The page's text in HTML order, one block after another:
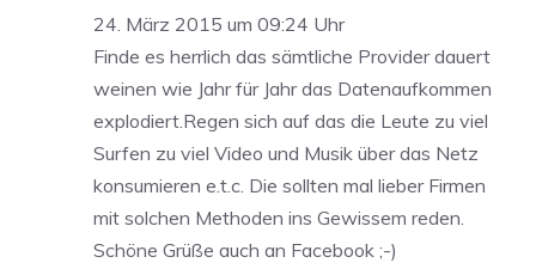
24. März 2015 um 09:24 Uhr
Finde es herrlich das sämtliche Provider dauert
weinen wie Jahr für Jahr das Datenaufkommen
explodiert.Regen sich auf das die Leute zu viel
Surfen zu viel Video und Musik über das Netz
konsumieren e.t.c. Die sollten mal lieber Firmen
mit solchen Methoden ins Gewissem reden.
Schöne Grüße auch an Facebook ;-)